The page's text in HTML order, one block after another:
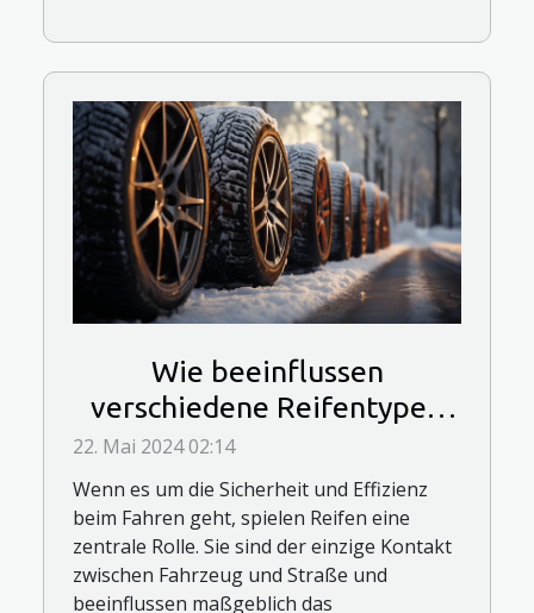
Wie beeinflussen
verschiedene Reifentypen
die Fahrsicherheit und
Effizienz?
22. Mai 2024 02:14
Wenn es um die Sicherheit und Effizienz
beim Fahren geht, spielen Reifen eine
zentrale Rolle. Sie sind der einzige Kontakt
zwischen Fahrzeug und Straße und
beeinflussen maßgeblich das